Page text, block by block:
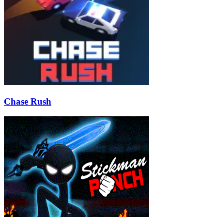
Chase Rush